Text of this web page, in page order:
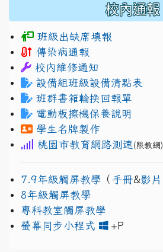
校內通報
班級出缺席填報
傳染病通報
校內維修通知
設備組班級設備清點表
班群書箱輪換回報單
電動板擦機保養說明
學生名牌製作
桃園市教育網路測速 (限教網)
7.9年級觸屏教學 （ 手冊&影片
8年級觸屏教學
專科教室觸屏教學
螢幕同步小程式
+P